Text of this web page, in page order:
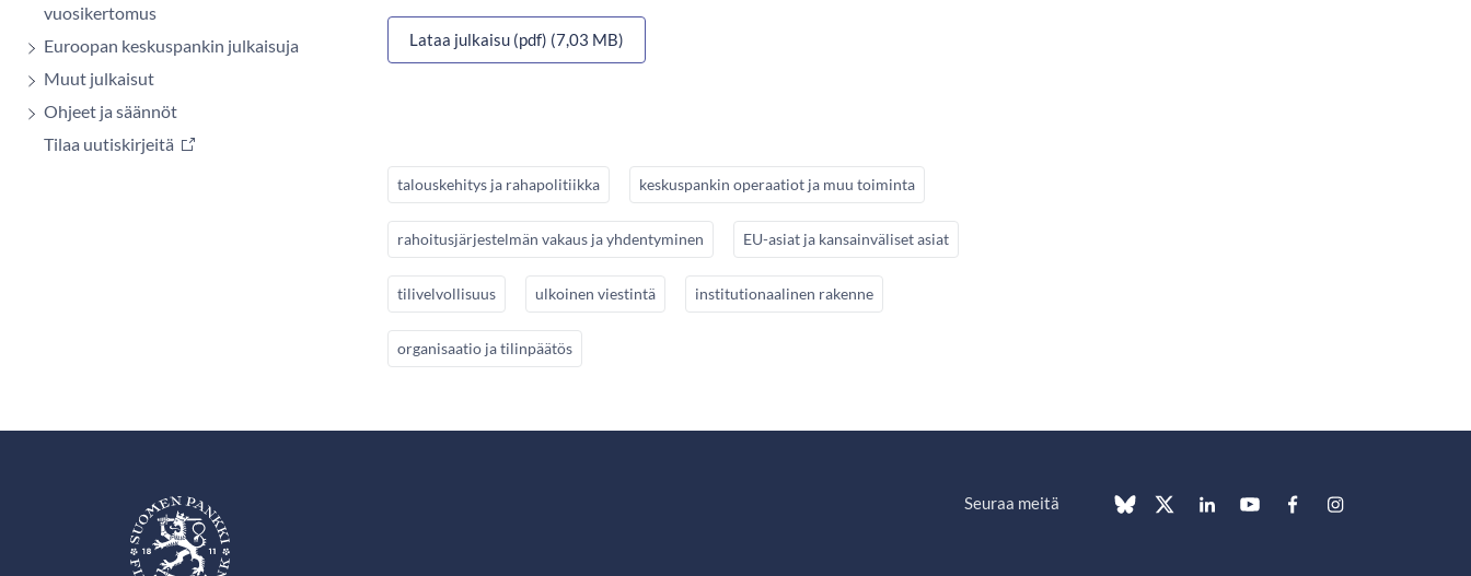
vuosikertomus
Euroopan keskuspankin julkaisuja
Muut julkaisut
Ohjeet ja säännöt
Tilaa uutiskirjeitä
Lataa julkaisu (pdf) (7,03 MB)
talouskehitys ja rahapolitiikka keskuspankin operaatiot ja muu toiminta
rahoitusjärjestelmän vakaus ja yhdentyminen EU-asiat ja kansainväliset asiat
tilivelvollisuus ulkoinen viestintä institutionaalinen rakenne
organisaatio ja tilinpäätös
Seuraa meitä